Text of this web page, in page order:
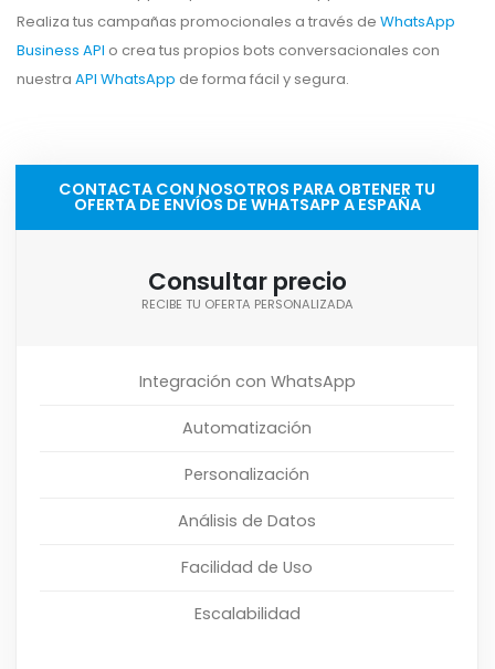
Realiza tus campañas promocionales a través de WhatsApp
Business API o crea tus propios bots conversacionales con
nuestra API WhatsApp de forma fácil y segura.
CONTACTA CON NOSOTROS PARA OBTENER TU
OFERTA DE ENVÍOS DE WHATSAPP A ESPAÑA
Consultar precio
RECIBE TU OFERTA PERSONALIZADA
Integración con WhatsApp
Automatización
Personalización
Análisis de Datos
Facilidad de Uso
Escalabilidad